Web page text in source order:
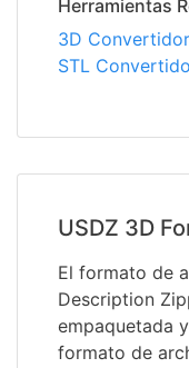
Herramientas
3D
STL
USDZ 3D
El formato de
Description
empaquetada
formato de